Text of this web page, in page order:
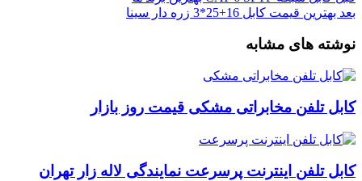
بعد بهترین قیمت کابل 16+25*3 زره دار سینا
نوشته های مشابه
کابل تلفن مخابراتی مشکی قیمت روز بازار
کابل تلفن اینترنت پرسرعت نمایندگی لاله زار تهران